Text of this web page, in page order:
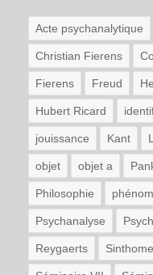
Acte psychanalytique
Christian Fierens
Fierens Freud
Hubert Ricard
jouissance Kant
objet objet a
Philosophie
Psychanalyse
Reygaerts Sinthome